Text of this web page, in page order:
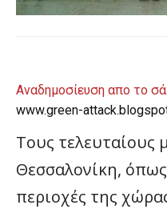
Αναδημοσίευση απο το
www.green-
Τους τελευταίους
Θεσσαλονίκη,
περιοχές της